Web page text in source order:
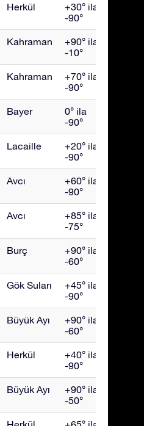
Herkül
+30° ila
-90°
Kahraman
+90° ila
-10°
Kahraman
+70° ila
-90°
Bayer
0° ila
-90°
Lacaille
+20° ila
-90°
Avcı
+60° ila
-90°
Avcı
+85° ila
-75°
Burç
+90° ila
-60°
Gök Suları
+45° ila
-90°
Büyük Ayı
+90° ila
-60°
Herkül
+40° ila
-90°
Büyük Ayı
+90° ila
-50°